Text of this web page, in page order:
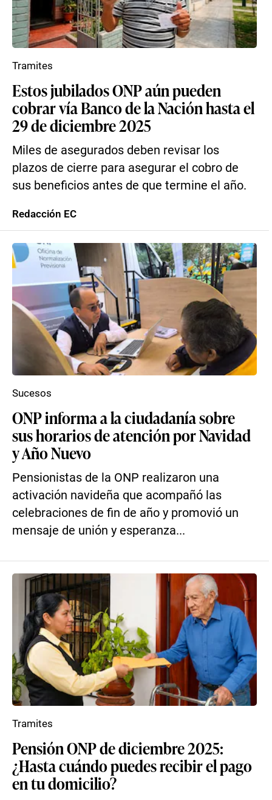
Estos jubilados ONP aún pueden
cobrar vía Banco de la Nación hasta el
29 de diciembre 2025
Miles de asegurados deben revisar los
plazos de cierre para asegurar el cobro de
sus beneficios antes de que termine el año.
Tramites
Redacción EC
ONP informa a la ciudadanía sobre
sus horarios de atención por Navidad
y Año Nuevo
Pensionistas de la ONP realizaron una
activación navideña que acompañó las
celebraciones de fin de año y promovió un
mensaje de unión y esperanza...
Sucesos
Pensión ONP de diciembre 2025:
¿Hasta cuándo puedes recibir el pago
en tu domicilio?
Tramites